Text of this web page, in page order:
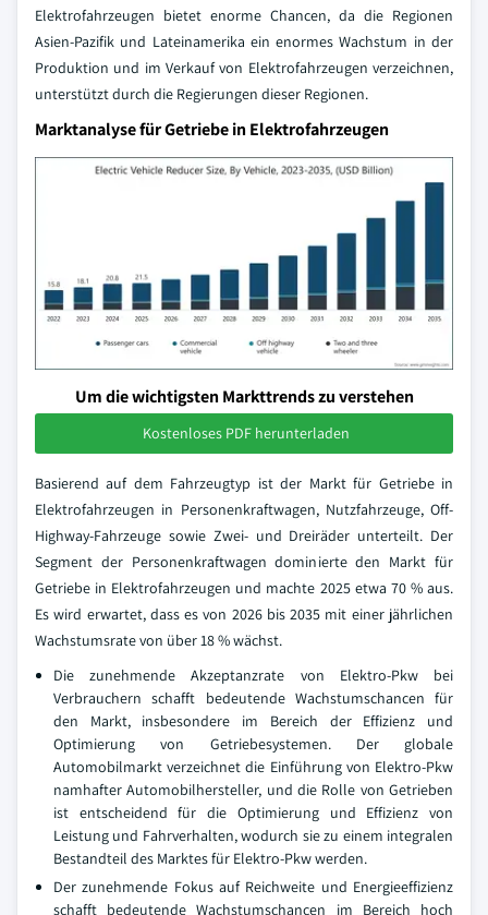
Elektrofahrzeugen bietet enorme Chancen, da die Regionen
Asien-Pazifik und Lateinamerika ein enormes Wachstum in der
Produktion und im Verkauf von Elektrofahrzeugen verzeichnen,
unterstützt durch die Regierungen dieser Regionen.
Marktanalyse für Getriebe in Elektrofahrzeugen
Um die wichtigsten Markttrends zu verstehen
Kostenloses PDF herunterladen
Basierend auf dem Fahrzeugtyp ist der Markt für Getriebe in
Elektrofahrzeugen in Personenkraftwagen, Nutzfahrzeuge, Off-
Highway-Fahrzeuge sowie Zwei- und Dreiräder unterteilt. Der
Segment der Personenkraftwagen dominierte den Markt für
Getriebe in Elektrofahrzeugen und machte 2025 etwa 70 % aus.
Es wird erwartet, dass es von 2026 bis 2035 mit einer jährlichen
Wachstumsrate von über 18 % wächst.
Die zunehmende Akzeptanzrate von Elektro-Pkw bei
Verbrauchern schafft bedeutende Wachstumschancen für
den Markt, insbesondere im Bereich der Effizienz und
Optimierung von Getriebesystemen. Der globale
Automobilmarkt verzeichnet die Einführung von Elektro-Pkw
namhafter Automobilhersteller, und die Rolle von Getrieben
ist entscheidend für die Optimierung und Effizienz von
Leistung und Fahrverhalten, wodurch sie zu einem integralen
Bestandteil des Marktes für Elektro-Pkw werden.
Der zunehmende Fokus auf Reichweite und Energieeffizienz
schafft bedeutende Wachstumschancen im Bereich hoch